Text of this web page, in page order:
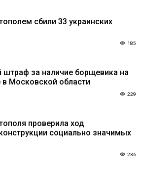
сбили 33 украинских
185
за наличие борщевика на
Московской области
229
проверила ход
социально значимых
236